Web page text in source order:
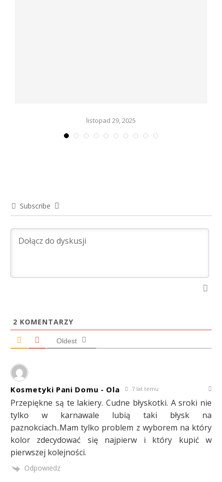
listopad 29, 2025
Subscribe
2 KOMENTARZY
Oldest
Kosmetyki Pani Domu - Ola 7 lat temu
Przepiękne są te lakiery. Cudne błyskotki. A sroki nie
tylko w karnawale lubią taki błysk na
paznokciach..Mam tylko problem z wyborem na który
kolor zdecydować się najpierw i który kupić w
pierwszej kolejności.
Odpowiedz